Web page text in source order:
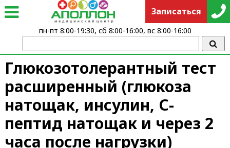
Глюкозотолерантный тест
расширенный (глюкоза
натощак, инсулин, С-
пептид натощак и через 2
часа после нагрузки)
Записаться
пн-пт 8:00-19:30, сб 8:00-16:00, вс 8:00-16:00